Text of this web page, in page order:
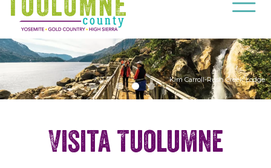
Kim Carroll-Rush Creek Lodge
Visita Tuolumne